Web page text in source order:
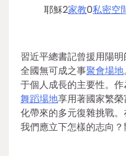
耶穌2家教0私密空
習近平總書記曾援用陽明
全國無可成之事聚會場地
于個人成長的主要性。
舞蹈場地享用著國家繁
化帶來的多元復雜挑戰。
我們應立下怎樣的志向